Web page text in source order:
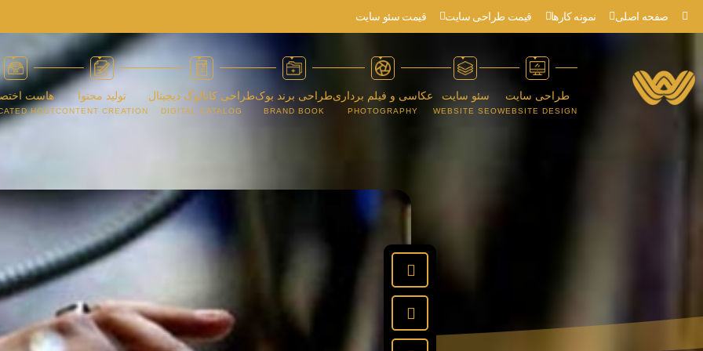
صفحه اصلی نمونه کارها قیمت طراحی سایت قیمت سئو سایت
طراحی سایت
WEBSITE DESIGN
سئو سایت
WEBSITE SEO
عکاسی و فیلم برداری
PHOTOGRAPHY
طراحی برند بوک
BRAND BOOK
طراحی کاتالوگ دیجیتال
DIGITAL CATALOG
تولید محتوا
CONTENT CREATION
هاست
HOST